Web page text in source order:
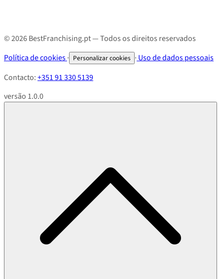
© 2026 BestFranchising.pt — Todos os direitos reservados
Política de cookies· Personalizar cookies · Uso de dados pessoais
Contacto:+351 91 330 5139
versão 1.0.0